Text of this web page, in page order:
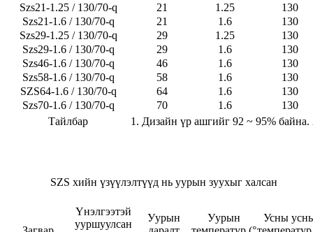
Szs21-1.25 / 130/70-q
21 1.25
130
Szs21-1.6 / 130/70-q
21 1.6
130
Szs29-1.25 / 130/70-q
29 1.25
130
Szs29-1.6 / 130/70-q
29 1.6
130
Szs46-1.6 / 130/70-q
46 1.6
130
Szs58-1.6 / 130/70-q
58 1.6
130
SZS64-1.6 / 130/70-q
64 1.6
130
Szs70-1.6 / 130/70-q
70 1.6
130
Тайлбар
1. Дизайн үр ашгийг 92 ~ 95%
SZS хийн үзүүлэлтүүд нь уурын зуухыг халсан
Үнэлгээтэй
ууршуулсан
Уурын
Уурын
Усны